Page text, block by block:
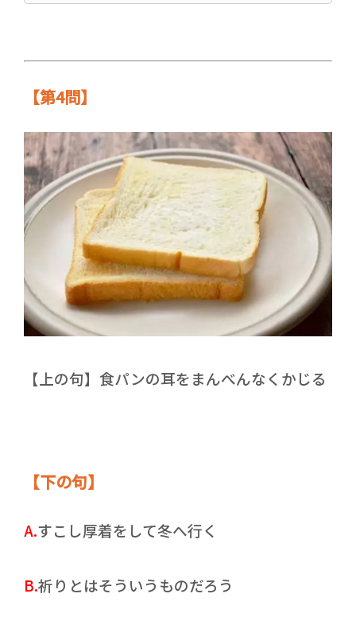
【第4問】
【上の句】食パンの耳をまんべんなくかじる
【下の句】
A.すこし厚着をして冬へ行く
B.祈りとはそういうものだろう